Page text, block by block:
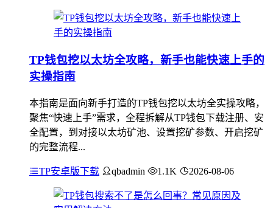
TP钱包挖以太坊全攻略，新手也能快速上手的
实操指南
本指南是面向新手打造的TP钱包挖以太坊全实操攻略，
聚焦“快速上手”需求，全程拆解从TP钱包下载注册、安
全配置，到对接以太坊矿池、设置挖矿参数、开启挖矿
的完整流程...
TP安卓版下载 qbadmin 1.1K 2026-08-06